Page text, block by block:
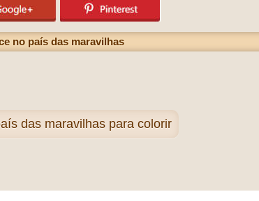
no país das maravilhas
das maravilhas para colorir